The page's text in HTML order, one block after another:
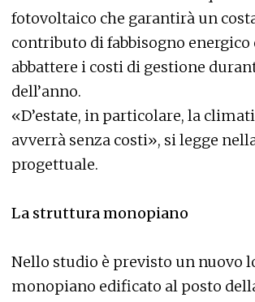
fotovoltaico che garantirà un
contributo di fabbisogno energico
abbattere i costi di gestione
dell’anno.
«D’estate, in particolare, la
avverrà senza costi», si legge
progettuale.
La struttura monopiano
Nello studio è previsto un nuovo
monopiano edificato al posto